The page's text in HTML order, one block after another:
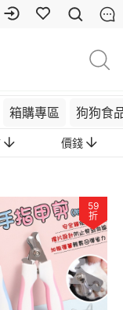
箱購專區 狗狗食
價錢
59
折